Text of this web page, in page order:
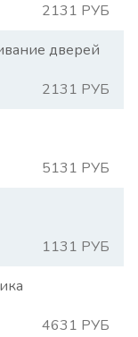
2131 РУБ
дверей
2131 РУБ
5131 РУБ
1131 РУБ
4631 РУБ